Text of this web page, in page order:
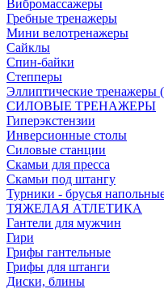
Вибромассажеры
Гребные тренажеры
Мини велотренажеры
Сайклы
Спин-байки
Степперы
Эллиптические тренажеры
СИЛОВЫЕ ТРЕНАЖЕРЫ
Гиперэкстензии
Инверсионные столы
Силовые станции
Скамьи для пресса
Скамьи под штангу
Турники - брусья
ТЯЖЕЛАЯ АТЛЕТИКА
Гантели для мужчин
Гири
Грифы гантельные
Грифы для штанги
Диски, блины